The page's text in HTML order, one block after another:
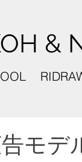
&
告モ